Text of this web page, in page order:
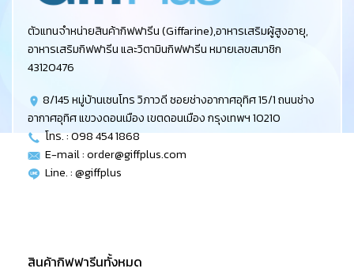
ตัวแทนจำหน่ายสินค้ากิฟฟารีน (Giffarine),อาหารเสริมผู้สูงอายุ,
อาหารเสริมกิฟฟารีน และวิตามินกิฟฟารีน หมายเลขสมาชิก
43120476
8/145 หมู่บ้านเซนโทร วิภาวดี ซอยช่างอากาศอุทิศ 15/1 ถนนช่าง
อากาศอุทิศ แขวงดอนเมือง เขตดอนเมือง กรุงเทพฯ 10210
โทร. : 098 454 1868
E-mail :order@giffplus.com
Line. : @giffplus
สินค้ากิฟฟารีนทั้งหมด